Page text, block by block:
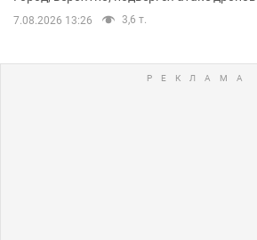
7.08.2026 13:26 3,6 т.